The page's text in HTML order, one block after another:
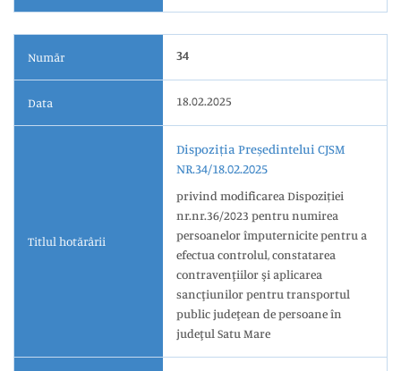
Număr 34
Data 18.02.2025
Titlul hotărârii
Dispoziția Președintelui CJSM
NR.34/18.02.2025
privind modificarea Dispoziției
nr.nr.36/2023 pentru numirea
persoanelor împuternicite pentru a
efectua controlul, constatarea
contravenţiilor şi aplicarea
sancţiunilor pentru transportul
public judeţean de persoane în
judeţul Satu Mare